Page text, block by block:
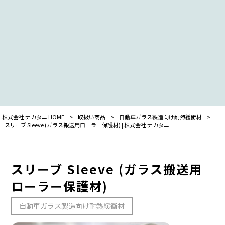
株式会社 ナカタニ HOME > 取扱い商品 > 自動車ガラス製造向け耐熱緩衝材
>
スリーブ Sleeve (ガラス搬送用ローラー保護材) | 株式会社 ナカタニ
スリーブ Sleeve (ガラス搬送用
ローラー保護材)
自動車ガラス製造向け耐熱緩衝材